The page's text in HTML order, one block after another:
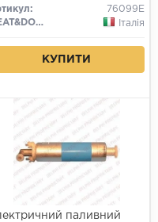
76099E
MEAT&DORIA
Італія
КУПИТИ
паливний